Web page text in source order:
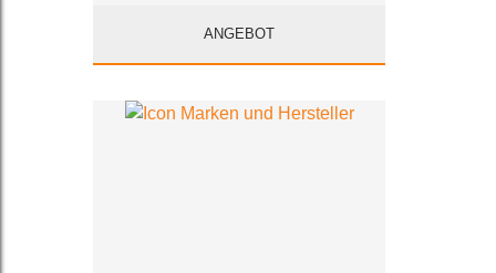
ANGEBOT